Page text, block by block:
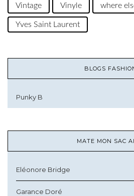
Vintage Vinyle where
Yves Saint Laurent
BLOGS
Punky B
MATE MON SAC
Eléonore Bridge
Garance Doré